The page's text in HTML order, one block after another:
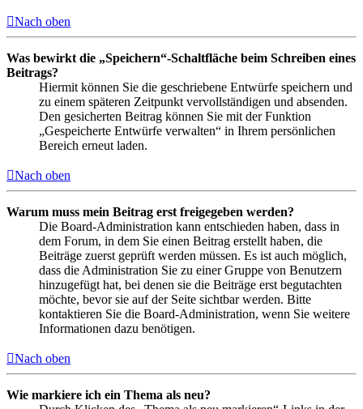
Nach oben
Was bewirkt die „Speichern“-Schaltfläche beim Schreiben eines
Beitrags?
Hiermit können Sie die geschriebene Entwürfe speichern und
zu einem späteren Zeitpunkt vervollständigen und absenden.
Den gesicherten Beitrag können Sie mit der Funktion
„Gespeicherte Entwürfe verwalten“ in Ihrem persönlichen
Bereich erneut laden.
Nach oben
Warum muss mein Beitrag erst freigegeben werden?
Die Board-Administration kann entschieden haben, dass in
dem Forum, in dem Sie einen Beitrag erstellt haben, die
Beiträge zuerst geprüft werden müssen. Es ist auch möglich,
dass die Administration Sie zu einer Gruppe von Benutzern
hinzugefügt hat, bei denen sie die Beiträge erst begutachten
möchte, bevor sie auf der Seite sichtbar werden. Bitte
kontaktieren Sie die Board-Administration, wenn Sie weitere
Informationen dazu benötigen.
Nach oben
Wie markiere ich ein Thema als neu?